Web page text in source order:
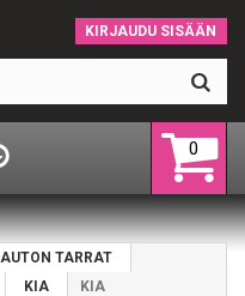
KIRJAUDU SISÄÄN
0
AUTON TARRAT
KIA KIA